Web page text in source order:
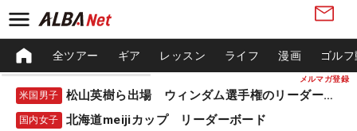
メルマガ登録
全ツアー ギア レッスン ライフ 漫画 ゴル
米国男子 松山英樹ら出場 ウィンダム選手権のリーダーボード
国内女子 北海道meijiカップ リーダーボード